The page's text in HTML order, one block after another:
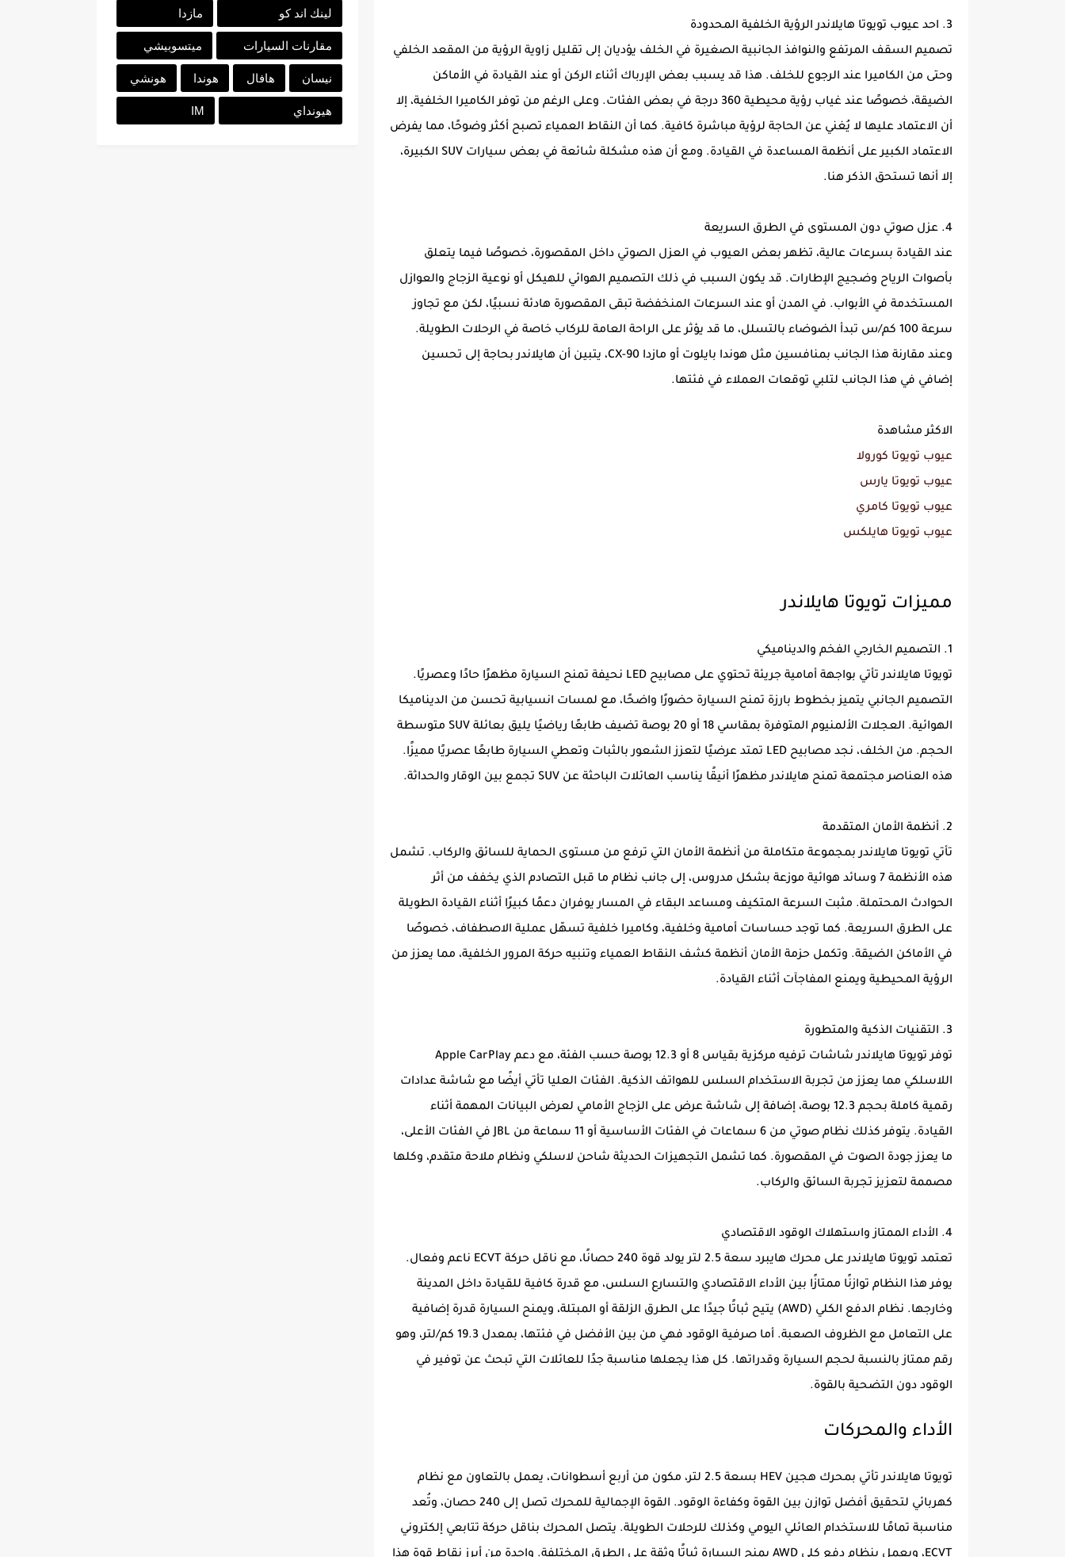
3. احد عيوب تويوتا هايلاندر الرؤية الخلفية المحدودة
تصميم السقف المرتفع والنوافذ الجانبية الصغيرة في الخلف يؤديان إلى تقليل زاوية الرؤية من المقعد الخلفي
وحتى من الكاميرا عند الرجوع للخلف. هذا قد يسبب بعض الإرباك أثناء الركن أو عند القيادة في الأماكن
الضيقة، خصوصًا عند غياب رؤية محيطية 360 درجة في بعض الفئات. وعلى الرغم من توفر الكاميرا الخلفية، إلا
أن الاعتماد عليها لا يُغني عن الحاجة لرؤية مباشرة كافية. كما أن النقاط العمياء تصبح أكثر وضوحًا، مما يفرض
الاعتماد الكبير على أنظمة المساعدة في القيادة. ومع أن هذه مشكلة شائعة في بعض سيارات SUV الكبيرة،
إلا أنها تستحق الذكر هنا.
4. عزل صوتي دون المستوى في الطرق السريعة
عند القيادة بسرعات عالية، تظهر بعض العيوب في العزل الصوتي داخل المقصورة، خصوصًا فيما يتعلق
بأصوات الرياح وضجيج الإطارات. قد يكون السبب في ذلك التصميم الهوائي للهيكل أو نوعية الزجاج والعوازل
المستخدمة في الأبواب. في المدن أو عند السرعات المنخفضة تبقى المقصورة هادئة نسبيًا، لكن مع تجاوز
سرعة 100 كم/س تبدأ الضوضاء بالتسلل، ما قد يؤثر على الراحة العامة للركاب خاصة في الرحلات الطويلة.
وعند مقارنة هذا الجانب بمنافسين مثل هوندا بايلوت أو مازدا CX-90، يتبين أن هايلاندر بحاجة إلى تحسين
إضافي في هذا الجانب لتلبي توقعات العملاء في فئتها.
الاكثر مشاهدة
عيوب تويوتا كورولا
عيوب تويوتا يارس
عيوب تويوتا كامري
عيوب تويوتا هايلكس
مميزات تويوتا هايلاندر
1. التصميم الخارجي الفخم والديناميكي
تويوتا هايلاندر تأتي بواجهة أمامية جريئة تحتوي على مصابيح LED نحيفة تمنح السيارة مظهرًا حادًا وعصريًا.
التصميم الجانبي يتميز بخطوط بارزة تمنح السيارة حضورًا واضحًا، مع لمسات انسيابية تحسن من الديناميكا
الهوائية. العجلات الألمنيوم المتوفرة بمقاسي 18 أو 20 بوصة تضيف طابعًا رياضيًا يليق بعائلة SUV متوسطة
الحجم. من الخلف، نجد مصابيح LED تمتد عرضيًا لتعزز الشعور بالثبات وتعطي السيارة طابعًا عصريًا مميزًا.
هذه العناصر مجتمعة تمنح هايلاندر مظهرًا أنيقًا يناسب العائلات الباحثة عن SUV تجمع بين الوقار والحداثة.
2. أنظمة الأمان المتقدمة
تأتي تويوتا هايلاندر بمجموعة متكاملة من أنظمة الأمان التي ترفع من مستوى الحماية للسائق والركاب. تشمل
هذه الأنظمة 7 وسائد هوائية موزعة بشكل مدروس، إلى جانب نظام ما قبل التصادم الذي يخفف من أثر
الحوادث المحتملة. مثبت السرعة المتكيف ومساعد البقاء في المسار يوفران دعمًا كبيرًا أثناء القيادة الطويلة
على الطرق السريعة. كما توجد حساسات أمامية وخلفية، وكاميرا خلفية تسهّل عملية الاصطفاف، خصوصًا
في الأماكن الضيقة. وتكمل حزمة الأمان أنظمة كشف النقاط العمياء وتنبيه حركة المرور الخلفية، مما يعزز من
الرؤية المحيطية ويمنع المفاجآت أثناء القيادة.
3. التقنيات الذكية والمتطورة
توفر تويوتا هايلاندر شاشات ترفيه مركزية بقياس 8 أو 12.3 بوصة حسب الفئة، مع دعم Apple CarPlay
اللاسلكي مما يعزز من تجربة الاستخدام السلس للهواتف الذكية. الفئات العليا تأتي أيضًا مع شاشة عدادات
رقمية كاملة بحجم 12.3 بوصة، إضافة إلى شاشة عرض على الزجاج الأمامي لعرض البيانات المهمة أثناء
القيادة. يتوفر كذلك نظام صوتي من 6 سماعات في الفئات الأساسية أو 11 سماعة من JBL في الفئات الأعلى،
ما يعزز جودة الصوت في المقصورة. كما تشمل التجهيزات الحديثة شاحن لاسلكي ونظام ملاحة متقدم، وكلها
مصممة لتعزيز تجربة السائق والركاب.
4. الأداء الممتاز واستهلاك الوقود الاقتصادي
تعتمد تويوتا هايلاندر على محرك هايبرد سعة 2.5 لتر يولد قوة 240 حصانًا، مع ناقل حركة ECVT ناعم وفعال.
يوفر هذا النظام توازنًا ممتازًا بين الأداء الاقتصادي والتسارع السلس، مع قدرة كافية للقيادة داخل المدينة
وخارجها. نظام الدفع الكلي (AWD) يتيح ثباتًا جيدًا على الطرق الزلقة أو المبتلة، ويمنح السيارة قدرة إضافية
على التعامل مع الظروف الصعبة. أما صرفية الوقود فهي من بين الأفضل في فئتها، بمعدل 19.3 كم/لتر، وهو
رقم ممتاز بالنسبة لحجم السيارة وقدراتها. كل هذا يجعلها مناسبة جدًا للعائلات التي تبحث عن توفير في
الوقود دون التضحية بالقوة.
الأداء والمحركات
تويوتا هايلاندر تأتي بمحرك هجين HEV بسعة 2.5 لتر، مكون من أربع أسطوانات، يعمل بالتعاون مع نظام
كهربائي لتحقيق أفضل توازن بين القوة وكفاءة الوقود. القوة الإجمالية للمحرك تصل إلى 240 حصان، وتُعد
مناسبة تمامًا للاستخدام العائلي اليومي وكذلك للرحلات الطويلة. يتصل المحرك بناقل حركة تتابعي إلكتروني
لينك اند كو مازدا
مقارنات السيارات ميتسوبيشي
نيسان هافال هوندا هونشي
هيونداي IM